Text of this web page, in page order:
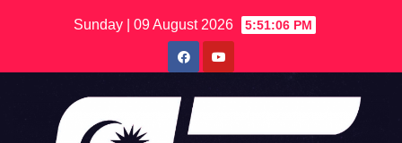
Sunday | 09 August 2026 5:51:06 PM